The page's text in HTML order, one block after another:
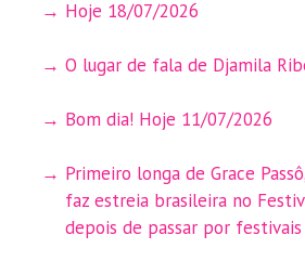
Hoje 18/07/2026
O lugar de fala de Djamila
Bom dia! Hoje 11/07/2026
Primeiro longa de Grace
faz estreia brasileira no
depois de passar por